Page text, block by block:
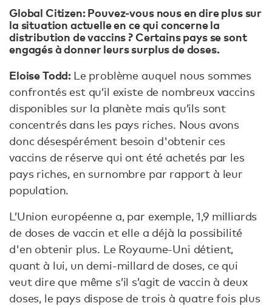
Global Citizen: Pouvez-vous nous en dire plus sur
la situation actuelle en ce qui concerne la
distribution de vaccins ? Certains pays se sont
engagés à donner leurs surplus de doses.
Eloise Todd: Le problème auquel nous sommes
confrontés est qu’il existe de nombreux vaccins
disponibles sur la planète mais qu’ils sont
concentrés dans les pays riches. Nous avons
donc désespérément besoin d'obtenir ces
vaccins de réserve qui ont été achetés par les
pays riches, en surnombre par rapport à leur
population.
L’Union européenne a, par exemple, 1,9 milliards
de doses de vaccin et elle a déjà la possibilité
d'en obtenir plus. Le Royaume-Uni détient,
quant à lui, un demi-millard de doses, ce qui
veut dire que même s’il s’agit de vaccin à deux
doses, le pays dispose de trois à quatre fois plus